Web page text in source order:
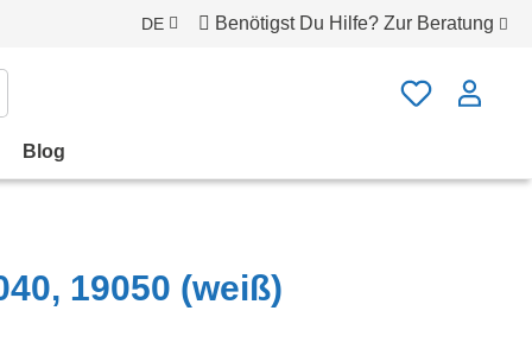
DE Benötigst Du Hilfe? Zur Beratung
Blog
19050 (weiß)